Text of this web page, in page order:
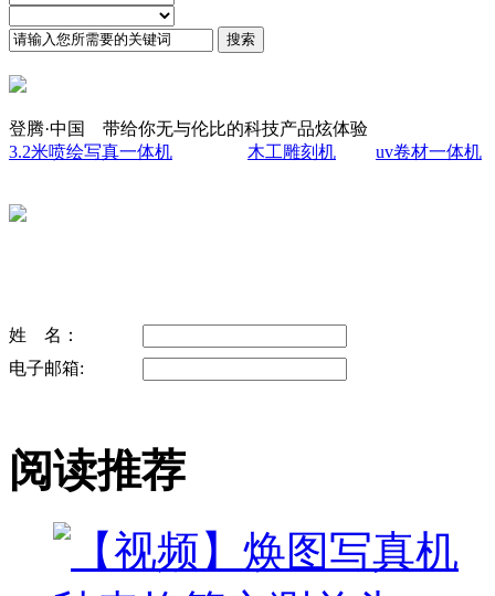
登腾·中国 带给你无与伦比的科技产品炫体验
3.2米喷绘写真一体机
木工雕刻机 uv卷材一体机
姓 名：
电子邮箱:
阅读推荐